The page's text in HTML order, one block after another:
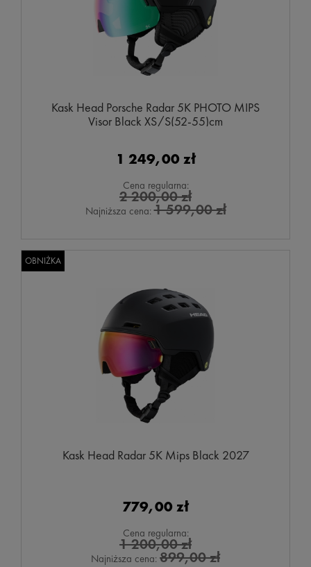
Kask Head Porsche Radar 5K PHOTO MIPS
Visor Black XS/S(52-55)cm
1 249,00 zł
Cena regularna:
2 200,00 zł
Najniższa cena:1 599,00 zł
Kask Head Radar 5K Mips Black 2027
779,00 zł
Cena regularna:
1 200,00 zł
Najniższa cena: 899,00 zł
OBNIŻKA